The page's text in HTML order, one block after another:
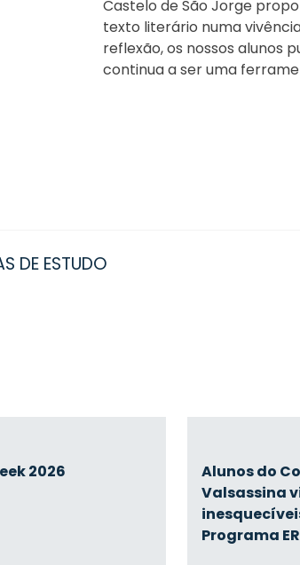
Castelo de São Jorge
texto literário numa
reflexão, os nossos alunos
continua a ser uma
DE ESTUDO
2026
Alunos do
Valsassina
Programa